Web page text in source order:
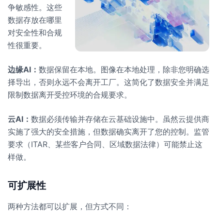
争敏感性。这些
数据存放在哪里
对安全性和合规
性很重要。
边缘AI： 数据保留在本地。图像在本地处理，除非您明确选
择导出，否则永远不会离开工厂。这简化了数据安全并满足
限制数据离开受控环境的合规要求。
云AI： 数据必须传输并存储在云基础设施中。虽然云提供商
实施了强大的安全措施，但数据确实离开了您的控制。监管
要求（ITAR、某些客户合同、区域数据法律）可能禁止这
样做。
可扩展性
两种方法都可以扩展，但方式不同：